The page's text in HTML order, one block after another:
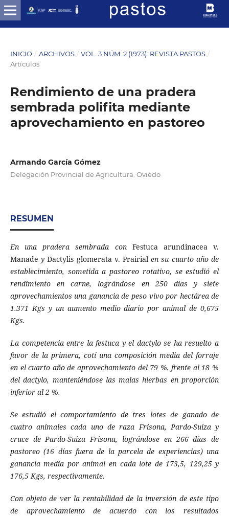
INICIO / ARCHIVOS / VOL. 3 NÚM. 2 (1973): REVISTA PASTOS /
Artículos
Rendimiento de una pradera
sembrada polifita mediante
aprovechamiento en pastoreo
Armando García Gómez
Delegación Provincial de Agricultura. Oviedo
RESUMEN
En una pradera sembrada con Festuca arundinacea v.
ManadeyDactylis glomerata v. Prairialen su cuarto año de
establecimiento, sometida a pastoreo rotativo, se estudió el
rendimiento en carne, lográndose en 250 días y siete
aprovechamientos una ganancia de peso vivo por hectárea de
1.371 Kgs y un aumento medio diario por animal de 0,675
Kgs.
La competencia entre la festuca y el dactylo se ha resuelto a
favor de la primera, cotí una composición media del forraje
en el cuarto año de aprovechamiento del 79 %, frente al 18 %
del dactylo, manteniéndose las malas hierbas en proporción
inferior al 2 %.
Se estudió el comportamiento de tres lotes de ganado de
cuatro animales cada uno de raza Frisona, Pardo-Suiza y
cruce de Pardo-Suiza Frisona, lográndose en 266 días de
pastoreo (16 días fuera de la parcela de experiencias) una
ganancia media por animal en cada lote de 173,5, 129,25 y
176,5 Kgs, respectivamente.
Con objeto de ver la rentabilidad de la inversión de este tipo
de aprovechamiento de acuerdo con los resultados